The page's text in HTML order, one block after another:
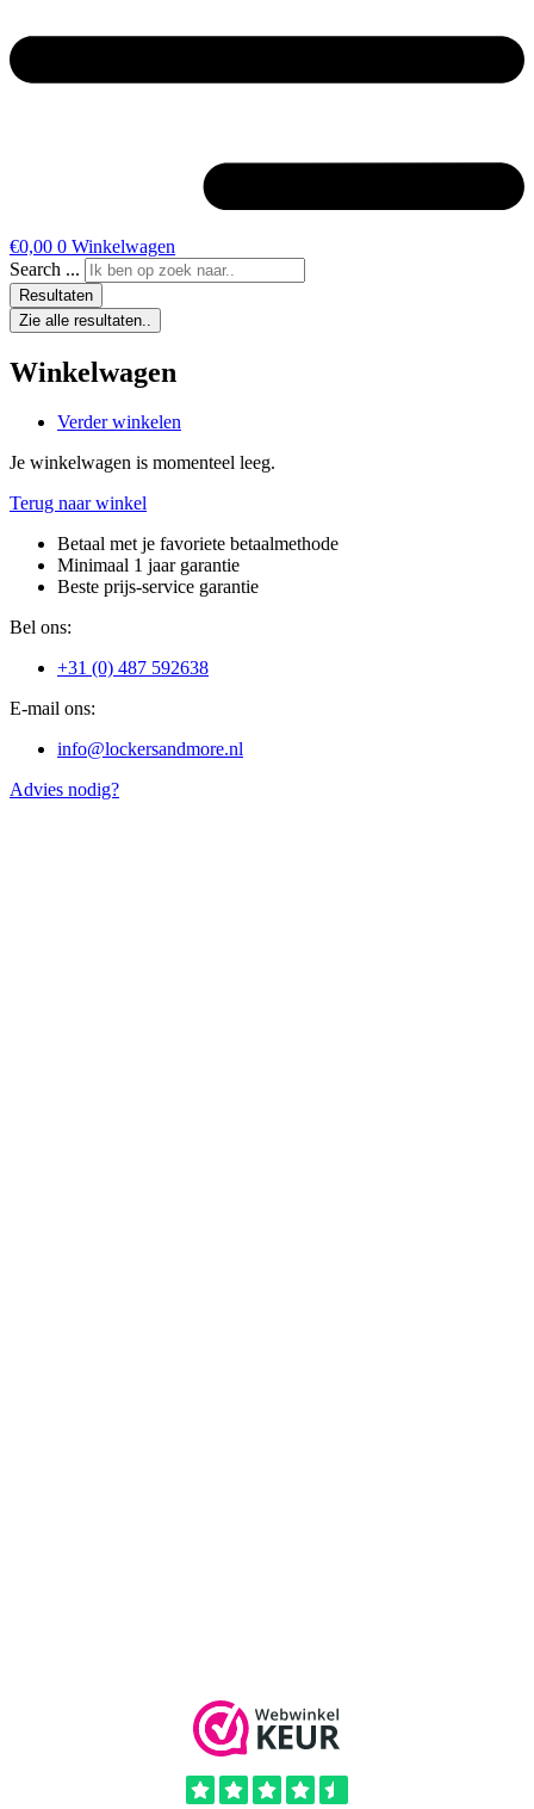
€0,00 0 Winkelwagen
Search ...
Resultaten
Zie alle resultaten..
Winkelwagen
Verder winkelen
Je winkelwagen is momenteel leeg.
Terug naar winkel
Betaal met je favoriete betaalmethode
Minimaal 1 jaar garantie
Beste prijs-service garantie
Bel ons:
+31 (0) 487 592638
E-mail ons:
info@lockersandmore.nl
Advies nodig?